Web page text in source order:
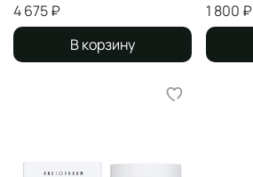
4 675 ₽
В корзину
1 800 ₽